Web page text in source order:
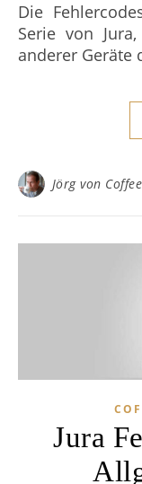
Die Fehlercodes bei Vollautomaten der Giga-
Serie von
anderer Geräte
Jörg von
Jura